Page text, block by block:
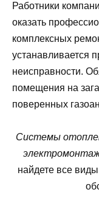
Работники
оказать
комплексных
устанавливается
неисправности.
помещения на
поверенных
Системы
найдете все